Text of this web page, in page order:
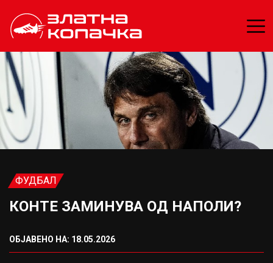
ФУДБАЛ
КОНТЕ ЗАМИНУВА ОД НАПОЛИ?
ОБЈАВЕНО НА: 18.05.2026